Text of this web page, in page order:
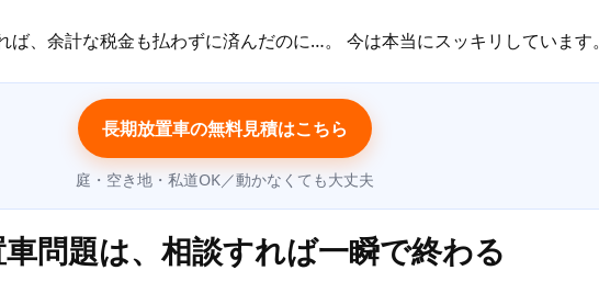
ば、余計な税金も払わずに済んだのに…。 今は本当にスッキリしています。
長期放置車の無料見積はこちら
庭・空き地・私道OK／動かなくても大丈夫
問題は、相談すれば一瞬で終わる